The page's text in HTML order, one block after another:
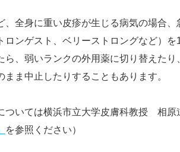
、全身に重い皮疹が生じる病気の場合
ロンゲスト、ベリーストロングなど）
ら、弱いランクの外用薬に切り替えた
まま中止したりすることもあります。
ついては横浜市立大学皮膚科教授 相原
を参照ください）